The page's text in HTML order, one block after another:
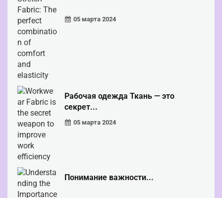
05 марта 2024
Рабочая одежда Ткань — это
секрет...
05 марта 2024
Понимание важности...